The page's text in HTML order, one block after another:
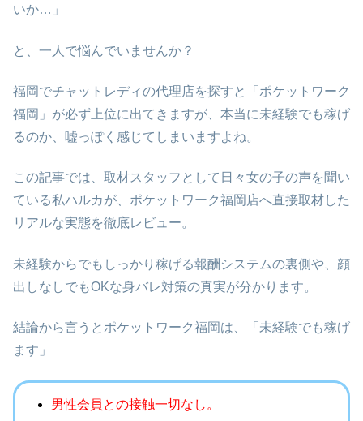
いか…」
と、一人で悩んでいませんか？
福岡でチャットレディの代理店を探すと「ポケットワーク
福岡」が必ず上位に出てきますが、本当に未経験でも稼げ
るのか、嘘っぽく感じてしまいますよね。
この記事では、取材スタッフとして日々女の子の声を聞い
ている私ハルカが、ポケットワーク福岡店へ直接取材した
リアルな実態を徹底レビュー。
未経験からでもしっかり稼げる報酬システムの裏側や、顔
出しなしでもOKな身バレ対策の真実が分かります。
結論から言うとポケットワーク福岡は、「未経験でも稼げ
ます」
男性会員との接触一切なし。